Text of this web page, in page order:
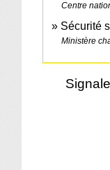
Centre
Sécurité
Ministère